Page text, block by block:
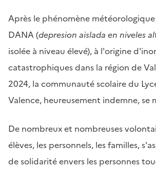
de
page
Après le phénomène
DANA (depresion aislada en niveles
isolée à niveau élevé), à l'origine
catastrophiques dans la région de
2024, la communauté scolaire du
Valence, heureusement indemne, se
De nombreux et nombreuses
élèves, les personnels, les familles,
de solidarité envers les personnes